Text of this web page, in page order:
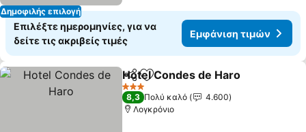
Δημοφιλής επιλογή
Επιλέξτε ημερομηνίες, για να
δείτε τις ακριβείς τιμές
Εμφάνιση τιμών
Κοινοποίηση
Προσθήκη στα αγαπημένα
Hotel Condes de Haro
3 Αστέρια
8,3 Πολύ καλό
4.600
Λογκρόνιο